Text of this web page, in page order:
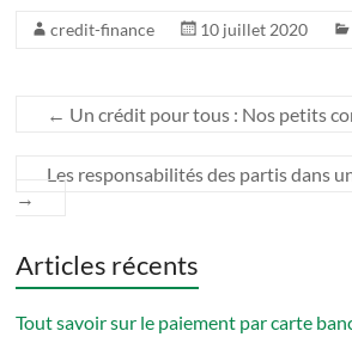
un
exemples reels
credit-finance 10 juillet 2020
← Un crédit pour tous : Nos petits
Les responsabilités des partis dans
→
Articles récents
Tout savoir sur le paiement par carte